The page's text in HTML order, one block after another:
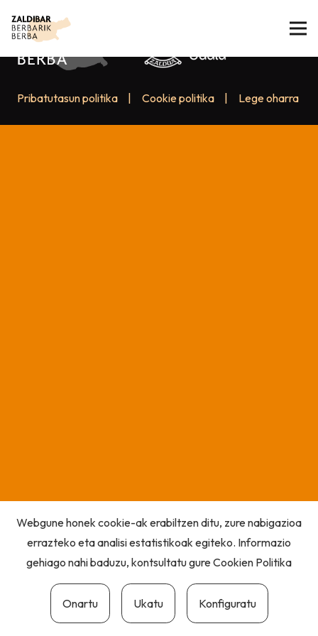
Pribatutasun politika Cookie politika Lege oharra
Webgune honek cookie-ak erabiltzen ditu, zure nabigazioa
errazteko eta analisi estatistikoak egiteko. Informazio
gehiago nahi baduzu, kontsultatu gureCookien Politika
Onartu Ukatu Konfiguratu